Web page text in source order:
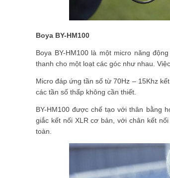
Boya BY-HM100
Boya BY-HM100 là một micro năng
thanh cho một loạt các góc như nhau.
Micro đáp ứng tần số từ 70Hz – 15Khz
các tần số thấp không cần thiết.
BY-HM100 được chế tạo với thân bằng
giắc kết nối XLR cơ bản, với chân kết
toàn.